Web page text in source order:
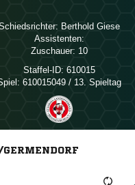
 
Assistenten:
Zuschauer: 10
Staffel-ID: 610015
610015049 / 13. Spieltag